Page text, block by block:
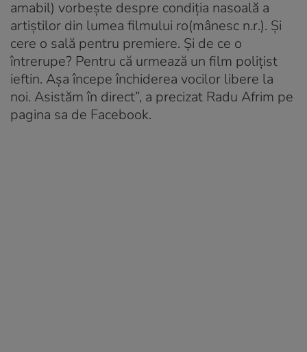
amabil) vorbește despre condiția nasoală a
artiștilor din lumea filmului ro(mânesc n.r.). Și
cere o sală pentru premiere. Și de ce o
întrerupe? Pentru că urmează un film polițist
ieftin. Așa începe închiderea vocilor libere la
noi. Asistăm în direct”, a precizat Radu Afrim pe
pagina sa de Facebook.